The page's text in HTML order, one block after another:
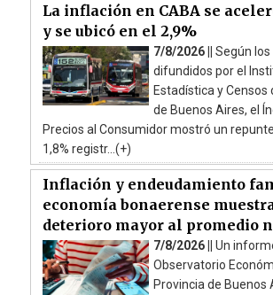
La inflación en CABA se
y se ubicó en el 2,9%
7/8/2026 || Según
difundidos por el
Estadística y Censos
de Buenos Aires, el
Precios al Consumidor mostró un
1,8% registr...(+)
Inflación y endeudamiento
economía bonaerense
deterioro mayor al promedio
7/8/2026 || Un
Observatorio
Provincia de Buenos